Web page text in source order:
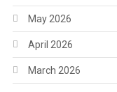
May 2026
April 2026
March 2026